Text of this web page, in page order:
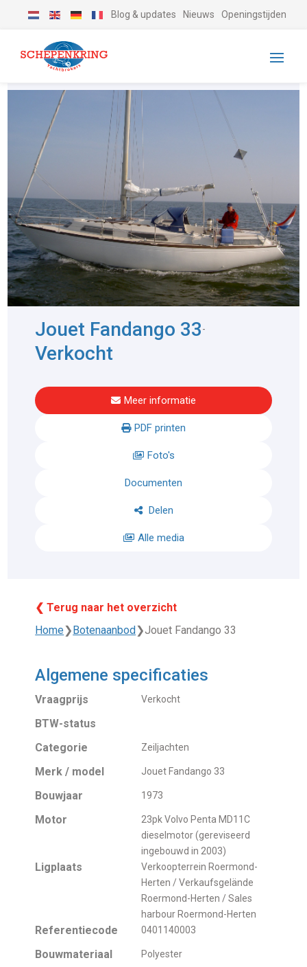
Blog & updates Nieuws Openingstijden
Jouet Fandango 33-
Verkocht
Meer informatie
PDF printen
Foto's
Documenten
Delen
Alle media
❮ Terug naar het overzicht
Home❯Botenaanbod❯Jouet Fandango 33
Algemene specificaties
Vraagprijs Verkocht
BTW-status
Categorie
Zeiljachten
Merk / model Jouet Fandango 33
Bouwjaar 1973
Motor
23pk Volvo Penta MD11C
dieselmotor (gereviseerd
ingebouwd in 2003)
Ligplaats
Verkoopterrein Roermond-
Herten / Verkaufsgelände
Roermond-Herten / Sales
harbour Roermond-Herten
Referentiecode 0401140003
Bouwmateriaal Polyester